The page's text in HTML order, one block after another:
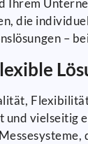
Ihrem
die
–
vielseitig